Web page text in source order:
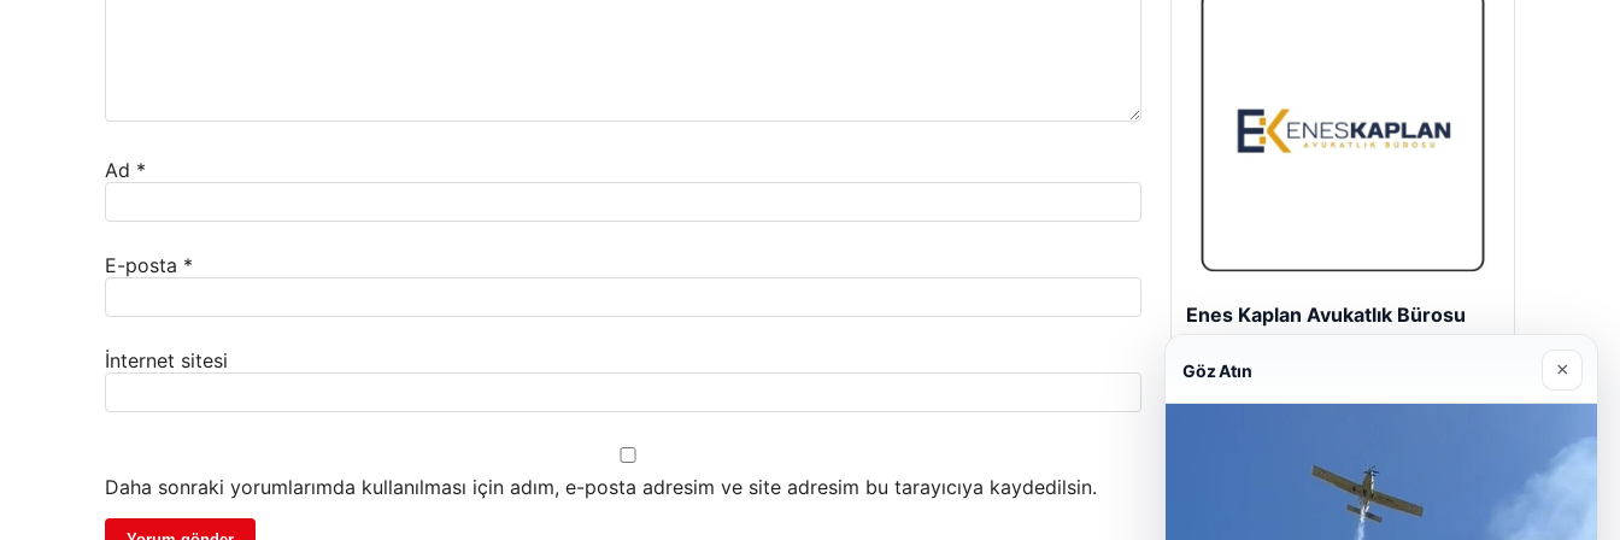
Ad *
E-posta *
İnternet sitesi
Daha sonraki yorumlarımda kullanılması için adım, e-posta adresim ve site adresim bu tarayıcıya kaydedilsin.
Enes Kaplan Avukatlık Bürosu
Göz Atın ×